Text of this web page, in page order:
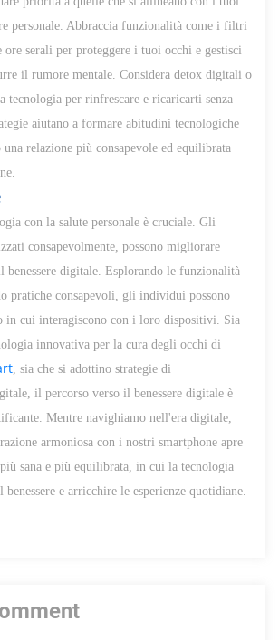
personale. Abbraccia funzionalità come i filtri
serali per proteggere i tuoi occhi e gestisci
il rumore mentale. Considera detox digitali o
tecnologia per rinfrescare e ricaricarti senza
aiutano a formare abitudini tecnologiche
relazione più consapevole ed equilibrata
con la salute personale è cruciale. Gli
consapevolmente, possono migliorare
benessere digitale. Esplorando le funzionalità
pratiche consapevoli, gli individui possono
in cui interagiscono con i loro dispositivi. Sia
innovativa per la cura degli occhi di
, sia che si adottino strategie di
il percorso verso il benessere digitale è
Mentre navighiamo nell'era digitale,
armoniosa con i nostri smartphone apre
sana e più equilibrata, in cui la tecnologia
e arricchire le esperienze quotidiane.